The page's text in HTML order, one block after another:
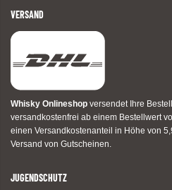
VERSAND
Whisky Onlineshop versendet Ihre
versandkostenfrei ab einem Bestellwert
einen Versandkostenanteil in Höhe von
Versand von Gutscheinen.
JUGENDSCHUTZ